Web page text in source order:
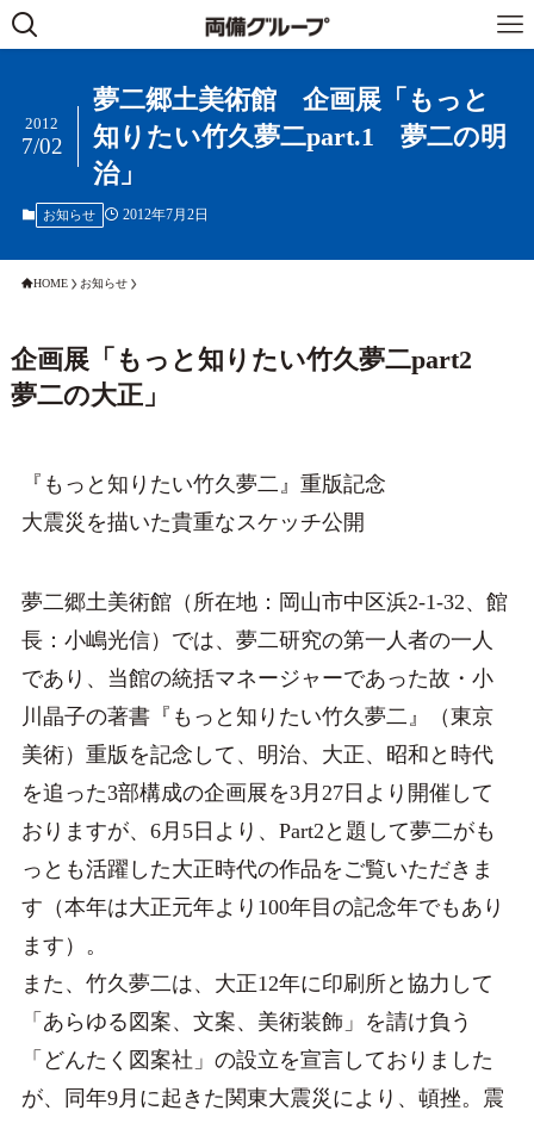
夢二郷土美術館 企画展「もっと
知りたい竹久夢二part.1 夢二の明
治」
2012
7/02
お知らせ 2012年7月2日
HOME お知らせ
企画展「もっと知りたい竹久夢二part2
夢二の大正」
『もっと知りたい竹久夢二』重版記念
大震災を描いた貴重なスケッチ公開
夢二郷土美術館（所在地：岡山市中区浜2-1-32、館
長：小嶋光信）では、夢二研究の第一人者の一人
であり、当館の統括マネージャーであった故・小
川晶子の著書『もっと知りたい竹久夢二』（東京
美術）重版を記念して、明治、大正、昭和と時代
を追った3部構成の企画展を3月27日より開催して
おりますが、6月5日より、Part2と題して夢二がも
っとも活躍した大正時代の作品をご覧いただきま
す（本年は大正元年より100年目の記念年でもあり
ます）。
また、竹久夢二は、大正12年に印刷所と協力して
「あらゆる図案、文案、美術装飾」を請け負う
「どんたく図案社」の設立を宣言しておりました
が、同年9月に起きた関東大震災により、頓挫。震